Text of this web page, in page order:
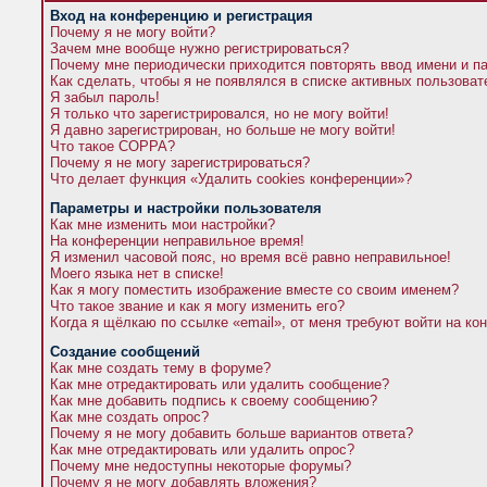
Вход на конференцию и регистрация
Почему я не могу войти?
Зачем мне вообще нужно регистрироваться?
Почему мне периодически приходится повторять ввод имени и
Как сделать, чтобы я не появлялся в списке активных
Я забыл пароль!
Я только что зарегистрировался, но не могу войти!
Я давно зарегистрирован, но больше не могу войти!
Что такое COPPA?
Почему я не могу зарегистрироваться?
Что делает функция «Удалить cookies конференции»?
Параметры и настройки пользователя
Как мне изменить мои настройки?
На конференции неправильное время!
Я изменил часовой пояс, но время всё равно неправильное!
Моего языка нет в списке!
Как я могу поместить изображение вместе со своим именем?
Что такое звание и как я могу изменить его?
Когда я щёлкаю по ссылке «email», от меня требуют войти на
Создание сообщений
Как мне создать тему в форуме?
Как мне отредактировать или удалить сообщение?
Как мне добавить подпись к своему сообщению?
Как мне создать опрос?
Почему я не могу добавить больше вариантов ответа?
Как мне отредактировать или удалить опрос?
Почему мне недоступны некоторые форумы?
Почему я не могу добавлять вложения?